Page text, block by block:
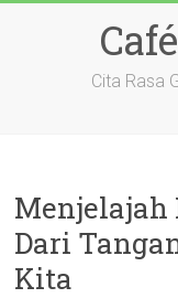
Cita Rasa
Menjelajah
Dari
Kita